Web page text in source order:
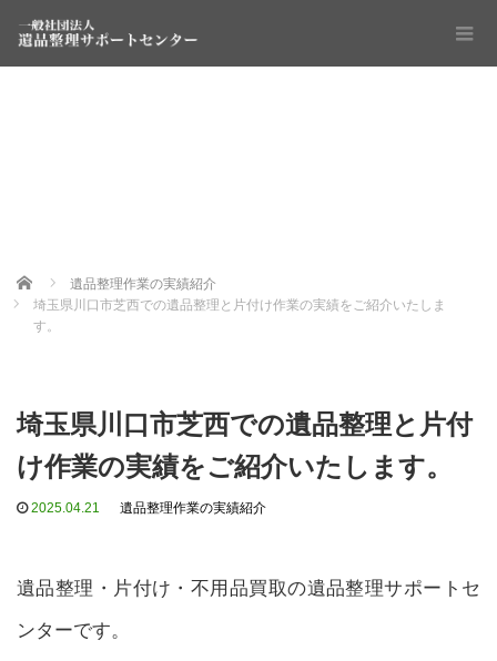
Home
遺品整理作業の実績紹介
埼玉県川口市芝西での遺品整理と片付け作業の実績をご紹介いたしま
す。
埼玉県川口市芝西での遺品整理と片付
け作業の実績をご紹介いたします。
2025.04.21 遺品整理作業の実績紹介
遺品整理・片付け・不用品買取の遺品整理サポートセ
ンターです。